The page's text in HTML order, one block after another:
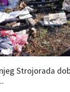
Strojorada